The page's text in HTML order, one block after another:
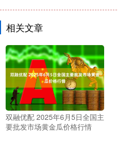
相关文章
双融优配 2025年6月5日全国主
要批发市场黄金瓜价格行情